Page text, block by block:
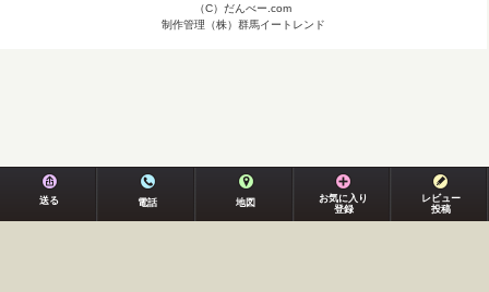
（C）だんべー.com
制作管理（株）群馬イートレンド
送る 電話 地図
お気に入り
登録
レビュー
投稿